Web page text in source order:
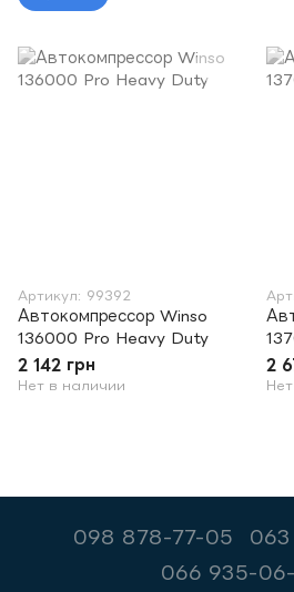
Артикул: 99392
Автокомпрессор Winso
136000 Pro Heavy Duty
2 142 грн
Нет в наличии
2
098 878-77-05
063
066 935-